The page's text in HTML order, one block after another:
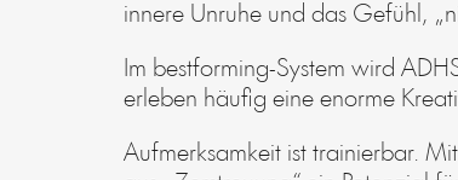
innere Unruhe und das Gefühl,
Im bestforming-System wird
erleben häufig eine enorme
Aufmerksamkeit ist trainierbar.